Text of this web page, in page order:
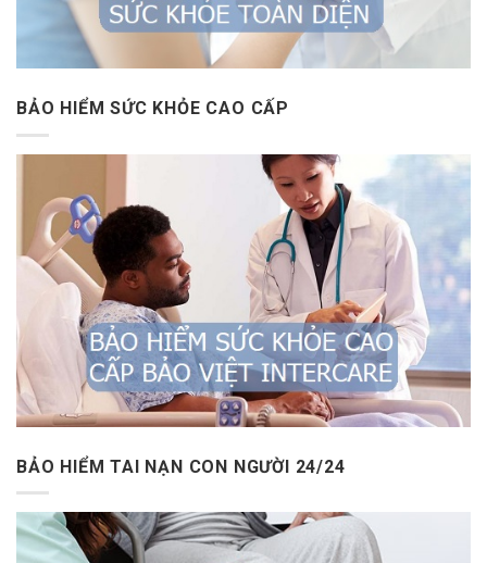
BẢO HIỂM SỨC KHỎE CAO CẤP
BẢO HIỂM TAI NẠN CON NGƯỜI 24/24